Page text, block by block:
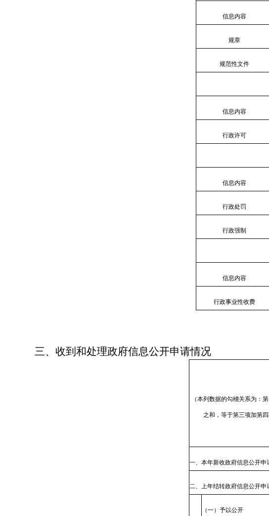
信息内容
规章
规范性文件
信息内容
行政许可
信息内容
行政处罚
行政强制
信息内容
行政事业性收费
三、收到和处理政府信息公开申请情况
（本列数据的勾稽关系为：
之和，等于第三项加第四
一、本年新收政府信息公开申
二、上年结转政府信息公开申
（一）予以公开